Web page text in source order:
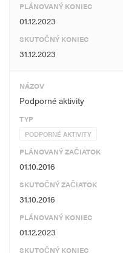
PLÁNOVANÝ KONIEC
01.12.2023
SKUTOČNÝ KONIEC
31.12.2023
NÁZOV
Podporné aktivity
TYP
PODPORNÉ AKTIVITY
PLÁNOVANÝ ZAČIATOK
01.10.2016
SKUTOČNÝ ZAČIATOK
31.10.2016
PLÁNOVANÝ KONIEC
01.12.2023
SKUTOČNÝ KONIEC